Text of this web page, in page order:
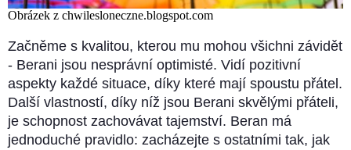
Obrázek z chwilesloneczne.blogspot.com
Začněme s kvalitou, kterou mu mohou všichni závidět
- Berani jsou nesprávní optimisté. Vidí pozitivní
aspekty každé situace, díky které mají spoustu přátel.
Další vlastností, díky níž jsou Berani skvělými přáteli,
je schopnost zachovávat tajemství. Beran má
jednoduché pravidlo: zacházejte s ostatními tak, jak